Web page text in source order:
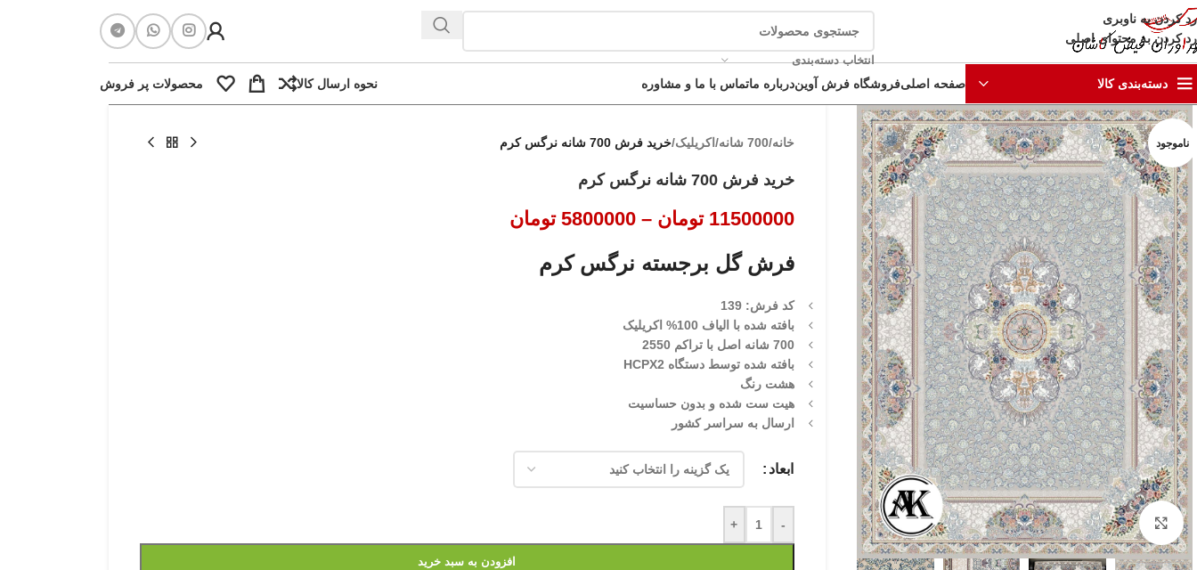
رد کردن به ناوبری
رد کردن به محتوای اصلی
انتخاب دسته‌بندی
دسته‌بندی کالا صفحه اصلیفروشگاه فرش آویندرباره ماتماس با ما و مشاوره نحوه ارسال کالا محصولات پر فروش
ناموجود
بزرگنمایی تصویر
خانه/700 شانه /اکریلیک/خرید فرش 700 شانه نرگس کرم
خرید فرش 700 شانه نرگس کرم
11500000 تومان –
5800000 تومان
فرش گل برجسته نرگس کرم
کد فرش: 139
بافته شده با الیاف 100% اکریلیک
700 شانه اصل با تراکم 2550
بافته شده توسط دستگاه HCPX2
هشت رنگ
هیت ست شده و بدون حساسیت
ارسال به سراسر کشور
ابعاد
-
+
افزودن به سبد خرید